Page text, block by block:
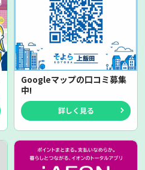
Googleマップの口コミ募集
中!
詳しく見る